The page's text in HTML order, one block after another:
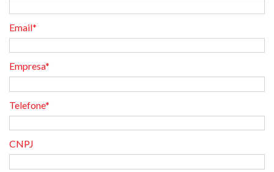
Email*
Empresa*
Telefone*
CNPJ